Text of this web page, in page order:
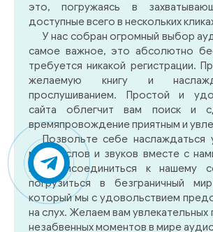
это, погружаясь в
доступные всего в нескольких
У нас собран огромный выбор
самое важное, это абсолютно
требуется никакой регистрации.
желаемую книгу и
прослушиванием. Простой и
сайта облегчит вам поиск и
времяпровождение приятным и
Позвольте себе наслаждаться
миром слов и звуков вместе с
вас присоединиться к нашему
погрузиться в безграничный
который мы с удовольствием
на слух. Желаем вам увлекательных
незабвенных моментов в мире